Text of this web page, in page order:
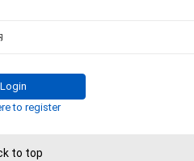
」の範囲を超えた行為、知的財産
。
利用については、公序良俗や法令
Login
to register
to top